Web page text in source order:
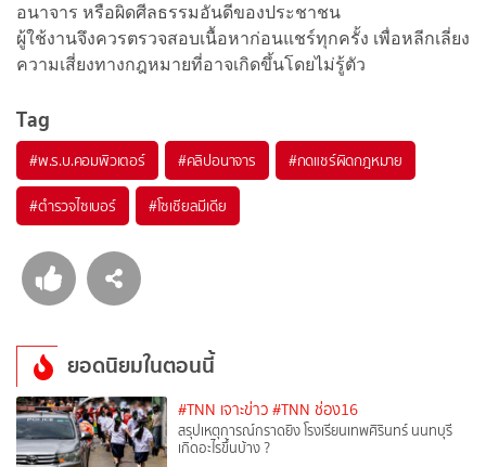
อนาจาร หรือผิดศีลธรรมอันดีของประชาชน
ผู้ใช้งานจึงควรตรวจสอบเนื้อหาก่อนแชร์ทุกครั้ง เพื่อหลีกเลี่ยง
ความเสี่ยงทางกฎหมายที่อาจเกิดขึ้นโดยไม่รู้ตัว
Tag
#พ.ร.บ.คอมพิวเตอร์ #คลิปอนาจาร #กดแชร์ผิดกฎหมาย
#ตำรวจไซเบอร์ #โซเชียลมีเดีย
ยอดนิยมในตอนนี้
#TNN เจาะข่าว #TNN ช่อง16
สรุปเหตุการณ์กราดยิง โรงเรียนเทพศิรินทร์ นนทบุรี
เกิดอะไรขึ้นบ้าง ?